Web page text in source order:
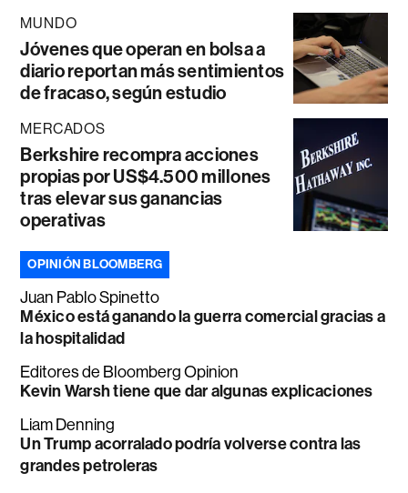
MUNDO
Jóvenes que operan en bolsa a
diario reportan más sentimientos
de fracaso, según estudio
MERCADOS
Berkshire recompra acciones
propias por US$4.500 millones
tras elevar sus ganancias
operativas
OPINIÓN BLOOMBERG
Juan Pablo Spinetto
México está ganando la guerra comercial gracias a
la hospitalidad
Editores de Bloomberg Opinion
Kevin Warsh tiene que dar algunas explicaciones
Liam Denning
Un Trump acorralado podría volverse contra las
grandes petroleras